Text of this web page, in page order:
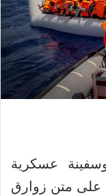
عسكرية
مهاجر كانوا على متن زوارق